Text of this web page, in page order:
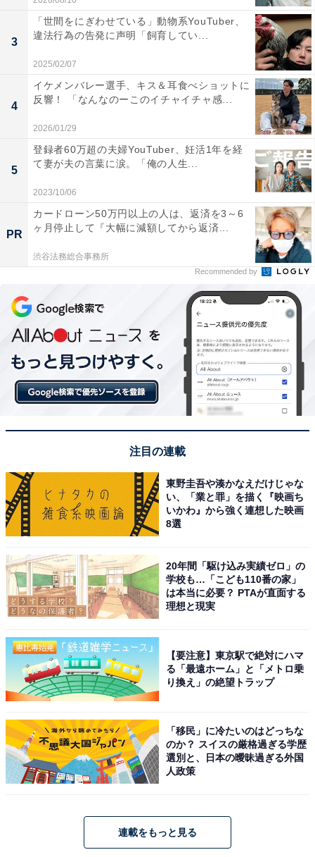
3
「世間をにぎわせている」動物系YouTuber、
違法行為の告発に声明「飼育してい...
2025/02/07
4
イケメンバレー選手、キス＆耳食べショットに
反響！ 「なんなのーこのイチャイチャ感...
2026/01/29
5
登録者60万超の夫婦YouTuber、妊活1年を経
て妻が夫の言葉に涙。「俺の人生...
2023/10/06
PR
カードローン50万円以上の人は、返済を3～6
ヶ月停止して『大幅に減額してから返済...
渋谷法務総合事務所
Recommended by
注目の連載
東野圭吾や湊かなえだけじゃな
い、「業と罪」を描く『映画ち
いかわ』から強く連想した映画
8選
20年間「駆け込み実績ゼロ」の
学校も…「こども110番の家」
は本当に必要？ PTAが直面する
理想と現実
【要注意】東京駅で絶対にハマ
る「最遠ホーム」と「メトロ乗
り換え」の絶望トラップ
「移民」に冷たいのはどっちな
のか？ スイスの厳格過ぎる学歴
選別と、日本の曖昧過ぎる外国
人政策
連載をもっと見る